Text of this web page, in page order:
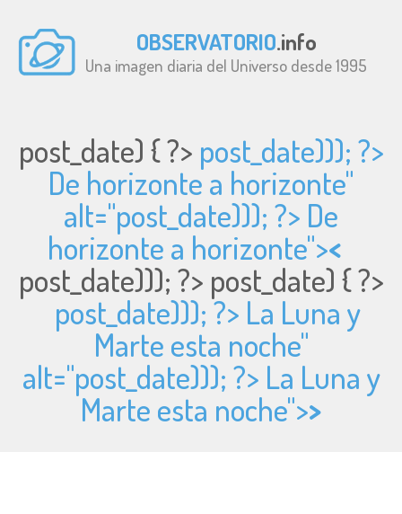
OBSERVATORIO.info
Una imagen diaria del Universo desde 1995
post_date) { ?> post_date))); ?>
De horizonte a horizonte"
alt="post_date))); ?> De
horizonte a horizonte"><
post_date))); ?> post_date) { ?>
post_date))); ?> La Luna y
Marte esta noche"
alt="post_date))); ?> La Luna y
Marte esta noche">>